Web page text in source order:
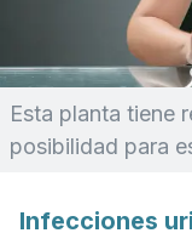
Esta planta tiene
posibilidad para
Infecciones